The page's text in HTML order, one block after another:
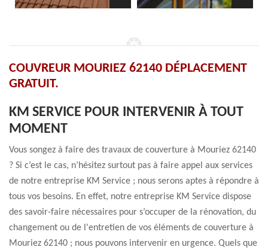
COUVREUR MOURIEZ 62140 DÉPLACEMENT
GRATUIT.
KM SERVICE POUR INTERVENIR À TOUT
MOMENT
Vous songez à faire des travaux de couverture à Mouriez 62140
? Si c’est le cas, n’hésitez surtout pas à faire appel aux services
de notre entreprise KM Service ; nous serons aptes à répondre à
tous vos besoins. En effet, notre entreprise KM Service dispose
des savoir-faire nécessaires pour s’occuper de la rénovation, du
changement ou de l'entretien de vos éléments de couverture à
Mouriez 62140 ; nous pouvons intervenir en urgence. Quels que